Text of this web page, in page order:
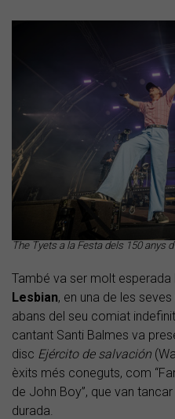
The Tyets a la Festa dels 150 anys
També va ser molt esperada
Lesbian, en una de les
abans del seu comiat
cantant Santi Balmes va
disc Ejército de salvación
èxits més coneguts, com
de John Boy”, que van
durada.